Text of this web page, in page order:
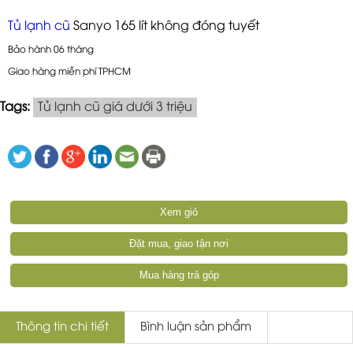
Tủ lạnh cũ Sanyo 165 lít không đóng tuyết
Bảo hành 06 tháng
Giao hàng miễn phí TPHCM
Tags: Tủ lạnh cũ giá dưới 3 triệu
Xem giỏ
Đặt mua, giao tận nơi
Mua hàng trả góp
Thông tin chi tiết Bình luận sản phẩm